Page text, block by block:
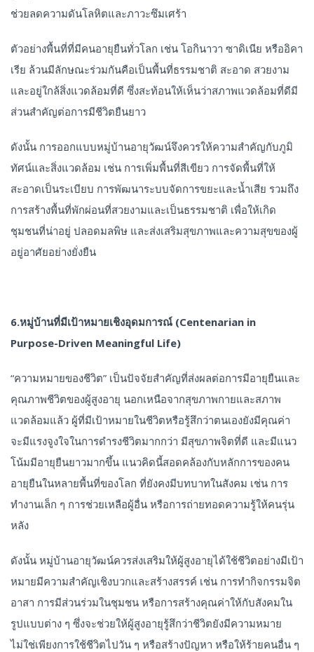
ช่วยลดความดันโลหิตและภาวะซึมเศร้า
ตัวอย่างพื้นที่ที่มีคนอายุยืนทั่วโลก เช่น โอกินาวา ซาดิเนีย หรืออิคา
เรีย ล้วนมีลักษณะร่วมกันคือเป็นพื้นที่ธรรมชาติ สะอาด สวยงาม
และอยู่ใกล้สิ่งแวดล้อมที่ดี ซึ่งสะท้อนให้เห็นว่าสภาพแวดล้อมที่ดีมี
ส่วนสำคัญต่อการมีชีวิตยืนยาว
ดังนั้น การออกแบบหมู่บ้านอายุวัฒน์จึงควรให้ความสำคัญกับภูมิ
ทัศน์และสิ่งแวดล้อม เช่น การเพิ่มพื้นที่สีเขียว การจัดพื้นที่ให้
สะอาดเป็นระเบียบ การพัฒนาระบบจัดการขยะและน้ำเสีย รวมถึง
การสร้างพื้นที่พักผ่อนที่สวยงามและเป็นธรรมชาติ เพื่อให้เกิด
ชุมชนที่น่าอยู่ ปลอดมลพิษ และส่งเสริมสุขภาพและความสุขของผู้
อยู่อาศัยอย่างยั่งยืน
6.หมู่บ้านที่มีเป้าหมายเชิงอุดมการณ์ (Centenarian in
Purpose-Driven Meaningful Life)
“ความหมายของชีวิต” เป็นปัจจัยสำคัญที่ส่งผลต่อการมีอายุยืนและ
คุณภาพชีวิตของผู้สูงอายุ นอกเหนือจากสุขภาพกายและสภาพ
แวดล้อมแล้ว ผู้ที่มีเป้าหมายในชีวิตหรือรู้สึกว่าตนเองยังมีคุณค่า
จะมีแรงจูงใจในการดำรงชีวิตมากกว่า มีสุขภาพจิตที่ดี และมีแนว
โน้มมีอายุยืนยาวมากขึ้น แนวคิดนี้สอดคล้องกับหลักการของคน
อายุยืนในหลายพื้นที่ของโลก ที่ยังคงมีบทบาทในสังคม เช่น การ
ทำงานเล็ก ๆ การช่วยเหลือผู้อื่น หรือการถ่ายทอดความรู้ให้คนรุ่น
หลัง
ดังนั้น หมู่บ้านอายุวัฒน์ควรส่งเสริมให้ผู้สูงอายุได้ใช้ชีวิตอย่างมีเป้า
หมายมีความสำคัญเชิงบวกและสร้างสรรค์ เช่น การทำกิจกรรมจิต
อาสา การมีส่วนร่วมในชุมชน หรือการสร้างคุณค่าให้กับสังคมใน
รูปแบบต่าง ๆ ซึ่งจะช่วยให้ผู้สูงอายุรู้สึกว่าชีวิตยังมีความหมาย
ไม่ใช่เพียงการใช้ชีวิตไปวัน ๆ หรือสร้างปัญหา หรือให้ร้ายคนอื่น ๆ